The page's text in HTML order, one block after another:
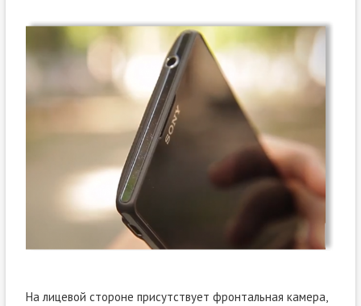
На лицевой стороне присутствует фронтальная камера,